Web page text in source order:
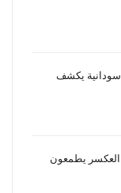
سودانية يكشف
العكسر يطمعون